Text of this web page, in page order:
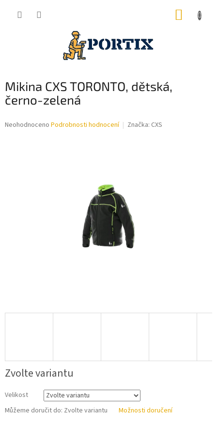
Mikina CXS TORONTO, dětská,
černo-zelená
Průměrné
Neohodnoceno Podrobnosti hodnocení Značka: CXS
Zvolte variantu
Velikost
Můžeme doručit do: Zvolte variantu Možnosti doručení